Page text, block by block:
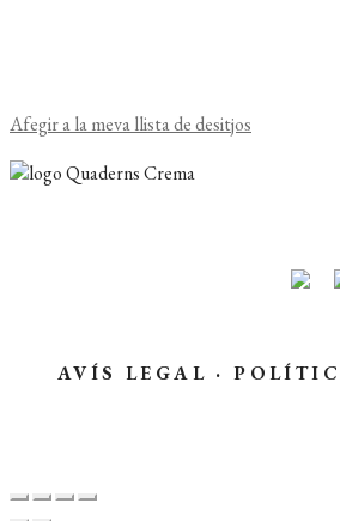
Afegir a la meva llista de desitjos
AVÍS LEGAL ·